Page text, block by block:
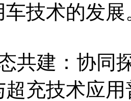
技术的发展
建：协同
超充技术应